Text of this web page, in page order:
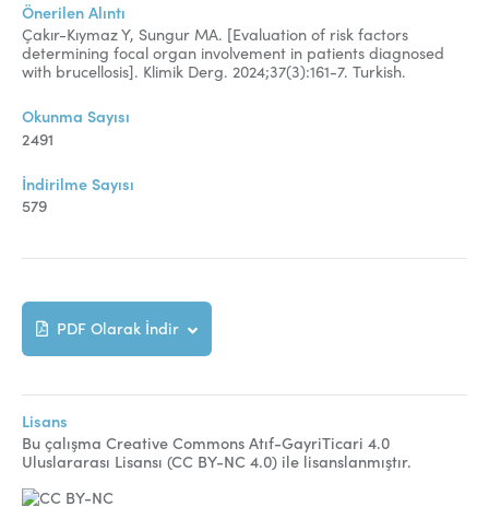
Önerilen Alıntı
Çakır-Kıymaz Y, Sungur MA. [Evaluation of risk factors
determining focal organ involvement in patients diagnosed
with brucellosis]. Klimik Derg. 2024;37(3):161-7. Turkish.
Okunma Sayısı
2491
İndirilme Sayısı
579
PDF Olarak İndir
Lisans
Bu çalışma Creative Commons Atıf-GayriTicari 4.0
Uluslararası Lisansı (CC BY-NC 4.0) ile lisanslanmıştır.